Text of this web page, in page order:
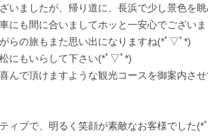
いましたが、帰り道に、長浜で少し景色を
にも間に合いましてホッと一安心でござい
らの旅もまた思い出になりますね(*ﾟ▽ﾟ*)
にもいらして下さい(*ﾟ▽ﾟ*)
んで頂けますような観光コースを御案内さ
ィブで、明るく笑顔が素敵なお客様でした